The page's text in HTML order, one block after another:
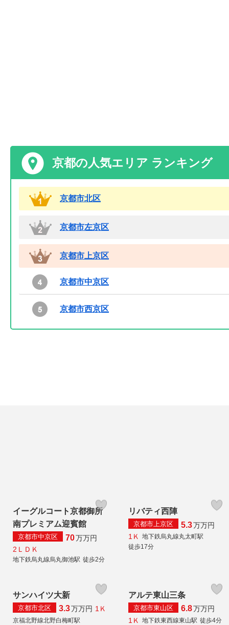
京都の人気エリア ランキング
京都市北区
京都市左京区
京都市上京区
京都市中京区
京都市西京区
イーグルコート京都御所
南プレミアム迎賓館
京都市中京区 70万万円
2ＬＤＫ
地下鉄烏丸線烏丸御池駅 徒歩2分
リバティ西陣
京都市上京区 5.3万万円
1Ｋ
地下鉄烏丸線丸太町駅
徒歩17分
サンハイツ大新
京都市北区 3.3万万円 1Ｋ
京福北野線北野白梅町駅
アルテ東山三条
京都市東山区 6.8万万円
1Ｋ
地下鉄東西線東山駅 徒歩4分